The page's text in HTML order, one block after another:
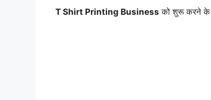
T Shirt Printing Business को शुरू करने के